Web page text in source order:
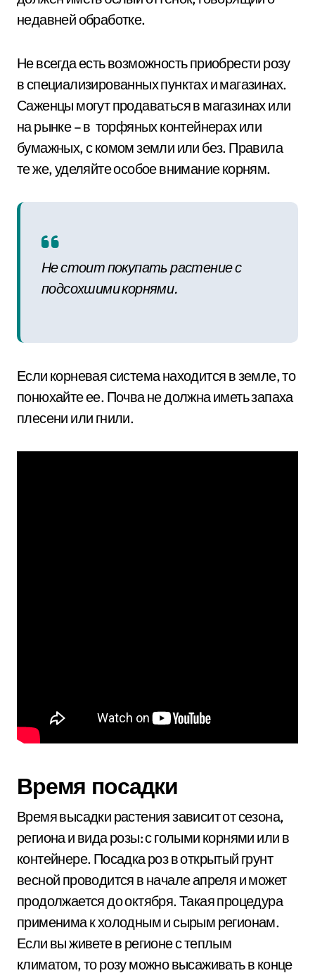
недавней обработке.
Не всегда есть возможность приобрести розу
в специализированных пунктах и магазинах.
Саженцы могут продаваться в магазинах или
на рынке – в торфяных контейнерах или
бумажных, с комом земли или без. Правила
те же, уделяйте особое внимание корням.
Не стоит покупать растение с
подсохшими корнями.
Если корневая система находится в земле, то
понюхайте ее. Почва не должна иметь запаха
плесени или гнили.
Время посадки
Время высадки растения зависит от сезона,
региона и вида розы: с голыми корнями или в
контейнере. Посадка роз в открытый грунт
весной проводится в начале апреля и может
продолжается до октября. Такая процедура
применима к холодным и сырым регионам.
Если вы живете в регионе с теплым
климатом, то розу можно высаживать в конце